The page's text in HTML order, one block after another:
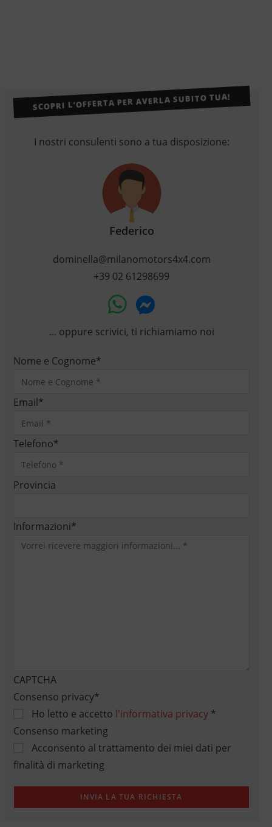
SCOPRI L’OFFERTA PER AVERLA SUBITO TUA!
I nostri consulenti sono a tua disposizione:
Federico
dominella@milanomotors4x4.com
+39 02 61298699
... oppure scrivici, ti richiamiamo noi
Nome e Cognome*
Email*
Telefono*
Provincia
Informazioni*
CAPTCHA
Consenso privacy*
Ho letto e accetto l'informativa privacy*
Consenso marketing
Acconsento al trattamento dei miei dati per
finalità di marketing